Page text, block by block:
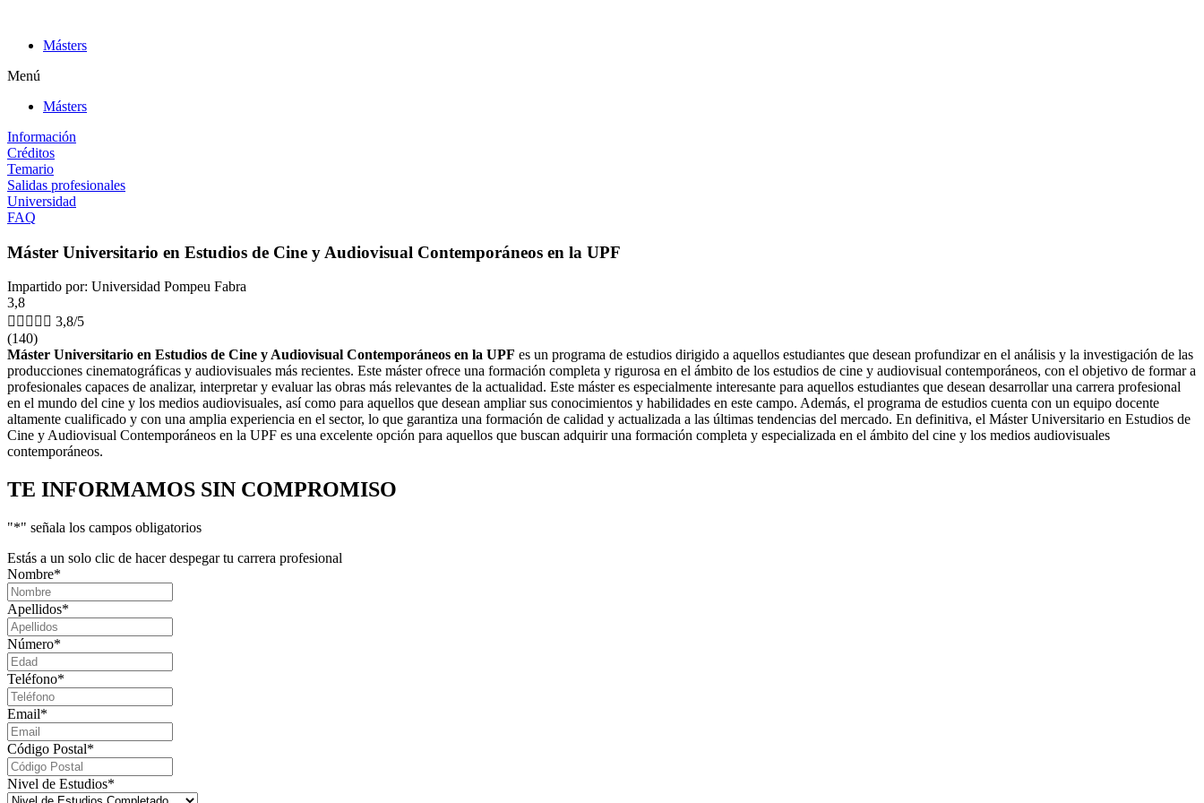
contenidoMásters
Menú
Másters
Información
Créditos
Temario
Salidas profesionales
Universidad
FAQ
Máster Universitario en Estudios de Cine y Audiovisual Contemporáneos en la UPF
Impartido por: Universidad Pompeu Fabra
3,8
     3,8/5
(140)
Máster Universitario en Estudios de Cine y Audiovisual Contemporáneos en la UPF es un programa de estudios dirigido a aquellos estudiantes que desean profundizar en el análisis y la investigación de las
producciones cinematográficas y audiovisuales más recientes. Este máster ofrece una formación completa y rigurosa en el ámbito de los estudios de cine y audiovisual contemporáneos, con el objetivo de formar a
profesionales capaces de analizar, interpretar y evaluar las obras más relevantes de la actualidad. Este máster es especialmente interesante para aquellos estudiantes que desean desarrollar una carrera profesional
en el mundo del cine y los medios audiovisuales, así como para aquellos que desean ampliar sus conocimientos y habilidades en este campo. Además, el programa de estudios cuenta con un equipo docente
altamente cualificado y con una amplia experiencia en el sector, lo que garantiza una formación de calidad y actualizada a las últimas tendencias del mercado. En definitiva, el Máster Universitario en Estudios de
Cine y Audiovisual Contemporáneos en la UPF es una excelente opción para aquellos que buscan adquirir una formación completa y especializada en el ámbito del cine y los medios audiovisuales
contemporáneos.
TE INFORMAMOS SIN COMPROMISO
"*" señala los campos obligatorios
Estás a un solo clic de hacer despegar tu carrera profesional
Nombre*
Apellidos*
Número*
Teléfono*
Email*
Código Postal*
Nivel de Estudios*